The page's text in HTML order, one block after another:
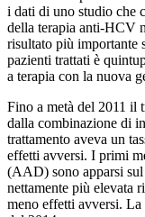
i dati di uno studio che
della terapia anti-HCV
risultato più importante
pazienti trattati è
a terapia con la nuova
Fino a metà del 2011 il
dalla combinazione di
trattamento aveva un
effetti avversi. I primi
(AAD) sono apparsi
nettamente più elevata
meno effetti avversi.